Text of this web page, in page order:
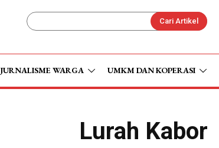
Cari Artikel
JURNALISME WARGA UMKM DAN KOPERASI
Lurah Kabor